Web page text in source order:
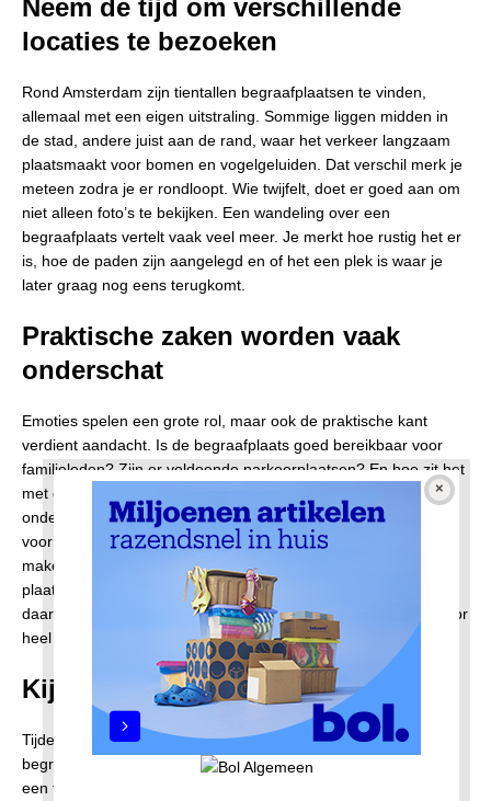
Neem de tijd om verschillende
locaties te bezoeken
Rond Amsterdam zijn tientallen begraafplaatsen te vinden,
allemaal met een eigen uitstraling. Sommige liggen midden in
de stad, andere juist aan de rand, waar het verkeer langzaam
plaatsmaakt voor bomen en vogelgeluiden. Dat verschil merk je
meteen zodra je er rondloopt. Wie twijfelt, doet er goed aan om
niet alleen foto’s te bekijken. Een wandeling over een
begraafplaats vertelt vaak veel meer. Je merkt hoe rustig het er
is, hoe de paden zijn aangelegd en of het een plek is waar je
later graag nog eens terugkomt.
Praktische zaken worden vaak
onderschat
Emoties spelen een grote rol, maar ook de praktische kant
verdient aandacht. Is de begraafplaats goed bereikbaar voor
familieleden? Zijn er voldoende parkeerplaatsen? En hoe zit het
met de openingstijden of de mogelijkheden voor toekomstig
onderhoud? Daarnaast heeft iedere gemeente eigen regels
voor monumenten. Wie later eengrafsteen kopen
maken met voorschriften over afmetingen, materialen en
plaatsing. Den Hollandsche Gedenktekens begeleidt families
daarbij en is bekend met de richtlijnen van begraafplaatsen door
heel Nederland.
Kijk ook vooruit
Tijdens een afscheid denk je vooral aan het heden, maar een
begraafplaats blijft vaak jarenlang onderdeel van het leven van
een familie. Daarom is het verstandig om ook vooruit te kijken.